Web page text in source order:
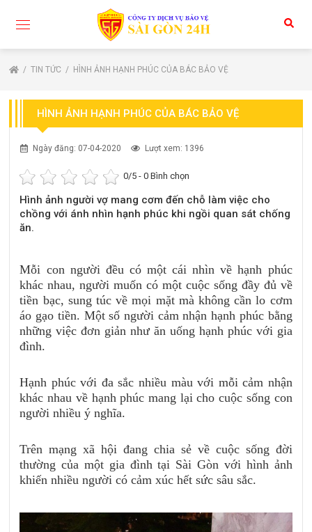
TIN TỨC HÌNH ẢNH HẠNH PHÚC CỦA BÁC BẢO VỆ
HÌNH ẢNH HẠNH PHÚC CỦA BÁC BẢO VỆ
Ngày đăng: 07-04-2020 Lượt xem: 1396
0/5 -0 Bình chọn
Hình ảnh người vợ mang cơm đến chỗ làm việc cho
chồng với ánh nhìn hạnh phúc khi ngồi quan sát chống
ăn.
Mỗi con người đều có một cái nhìn về hạnh phúc
khác nhau, người muốn có một cuộc sống đầy đủ về
tiền bạc, sung túc về mọi mặt mà không cần lo cơm
áo gạo tiền. Một số người cảm nhận hạnh phúc bằng
những việc đơn giản như ăn uống hạnh phúc với gia
đình.
Hạnh phúc với đa sắc nhiều màu với mỗi cảm nhận
khác nhau về hạnh phúc mang lại cho cuộc sống con
người nhiều ý nghĩa.
Trên mạng xã hội đang chia sẻ về cuộc sống đời
thường của một gia đình tại Sài Gòn với hình ảnh
khiến nhiều người có cảm xúc hết sức sâu sắc.